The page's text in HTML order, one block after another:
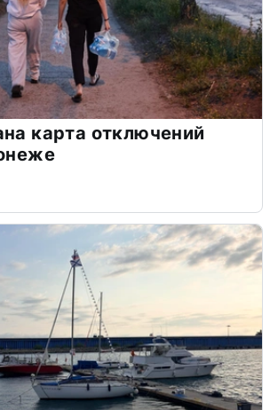
карта отключений